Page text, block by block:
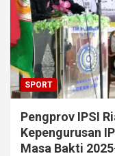
SPORT
Pengprov IPSI
Kepengurusan
Masa Bakti